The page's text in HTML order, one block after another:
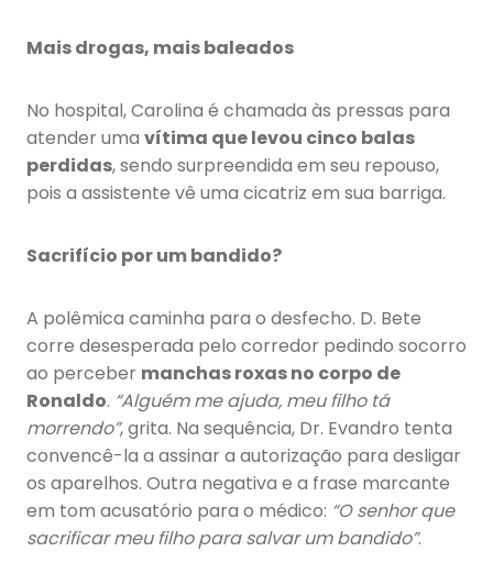
Mais drogas, mais baleados
No hospital, Carolina é chamada às pressas para
atender uma vítima que levou cinco balas
perdidas, sendo surpreendida em seu repouso,
pois a assistente vê uma cicatriz em sua barriga.
Sacrifício por um bandido?
A polêmica caminha para o desfecho. D. Bete
corre desesperada pelo corredor pedindo socorro
ao perceber manchas roxas no corpo de
Ronaldo. “Alguém me ajuda, meu filho tá
morrendo”, grita. Na sequência, Dr. Evandro tenta
convencê-la a assinar a autorização para desligar
os aparelhos. Outra negativa e a frase marcante
em tom acusatório para o médico: “O senhor que
sacrificar meu filho para salvar um bandido”.